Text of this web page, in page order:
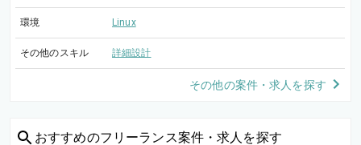
環境 Linux
その他のスキル 詳細設計
その他の案件・求人を探す
おすすめのフリーランス案件・求人を探す